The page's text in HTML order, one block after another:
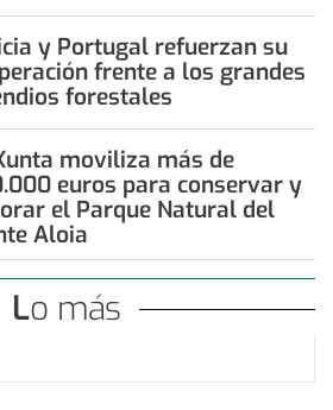
y Portugal refuerzan su
frente a los grandes
forestales
moviliza más de
euros para conservar y
el Parque Natural del
Aloia
Lo más